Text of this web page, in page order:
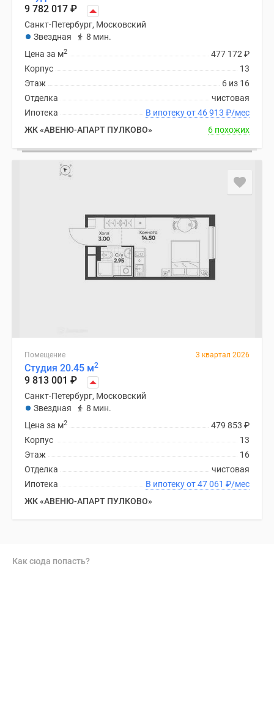
9 782 017 ₽
Санкт-Петербург, Московский
Звездная
8 мин.
477 172 ₽
Цена за м2
13
Корпус
6 из 16
Этаж
чистовая
Отделка
В ипотеку от 46 913 ₽/мес
Ипотека
ЖК «АВЕНЮ-АПАРТ ПУЛКОВО»
6 похожих
Помещение 3 квартал 2026
Студия 20.45 м2
9 813 001 ₽
Санкт-Петербург, Московский
Звездная
8 мин.
479 853 ₽
Цена за м2
13
Корпус
16
Этаж
чистовая
Отделка
В ипотеку от 47 061 ₽/мес
Ипотека
ЖК «АВЕНЮ-АПАРТ ПУЛКОВО»
Как сюда попасть?